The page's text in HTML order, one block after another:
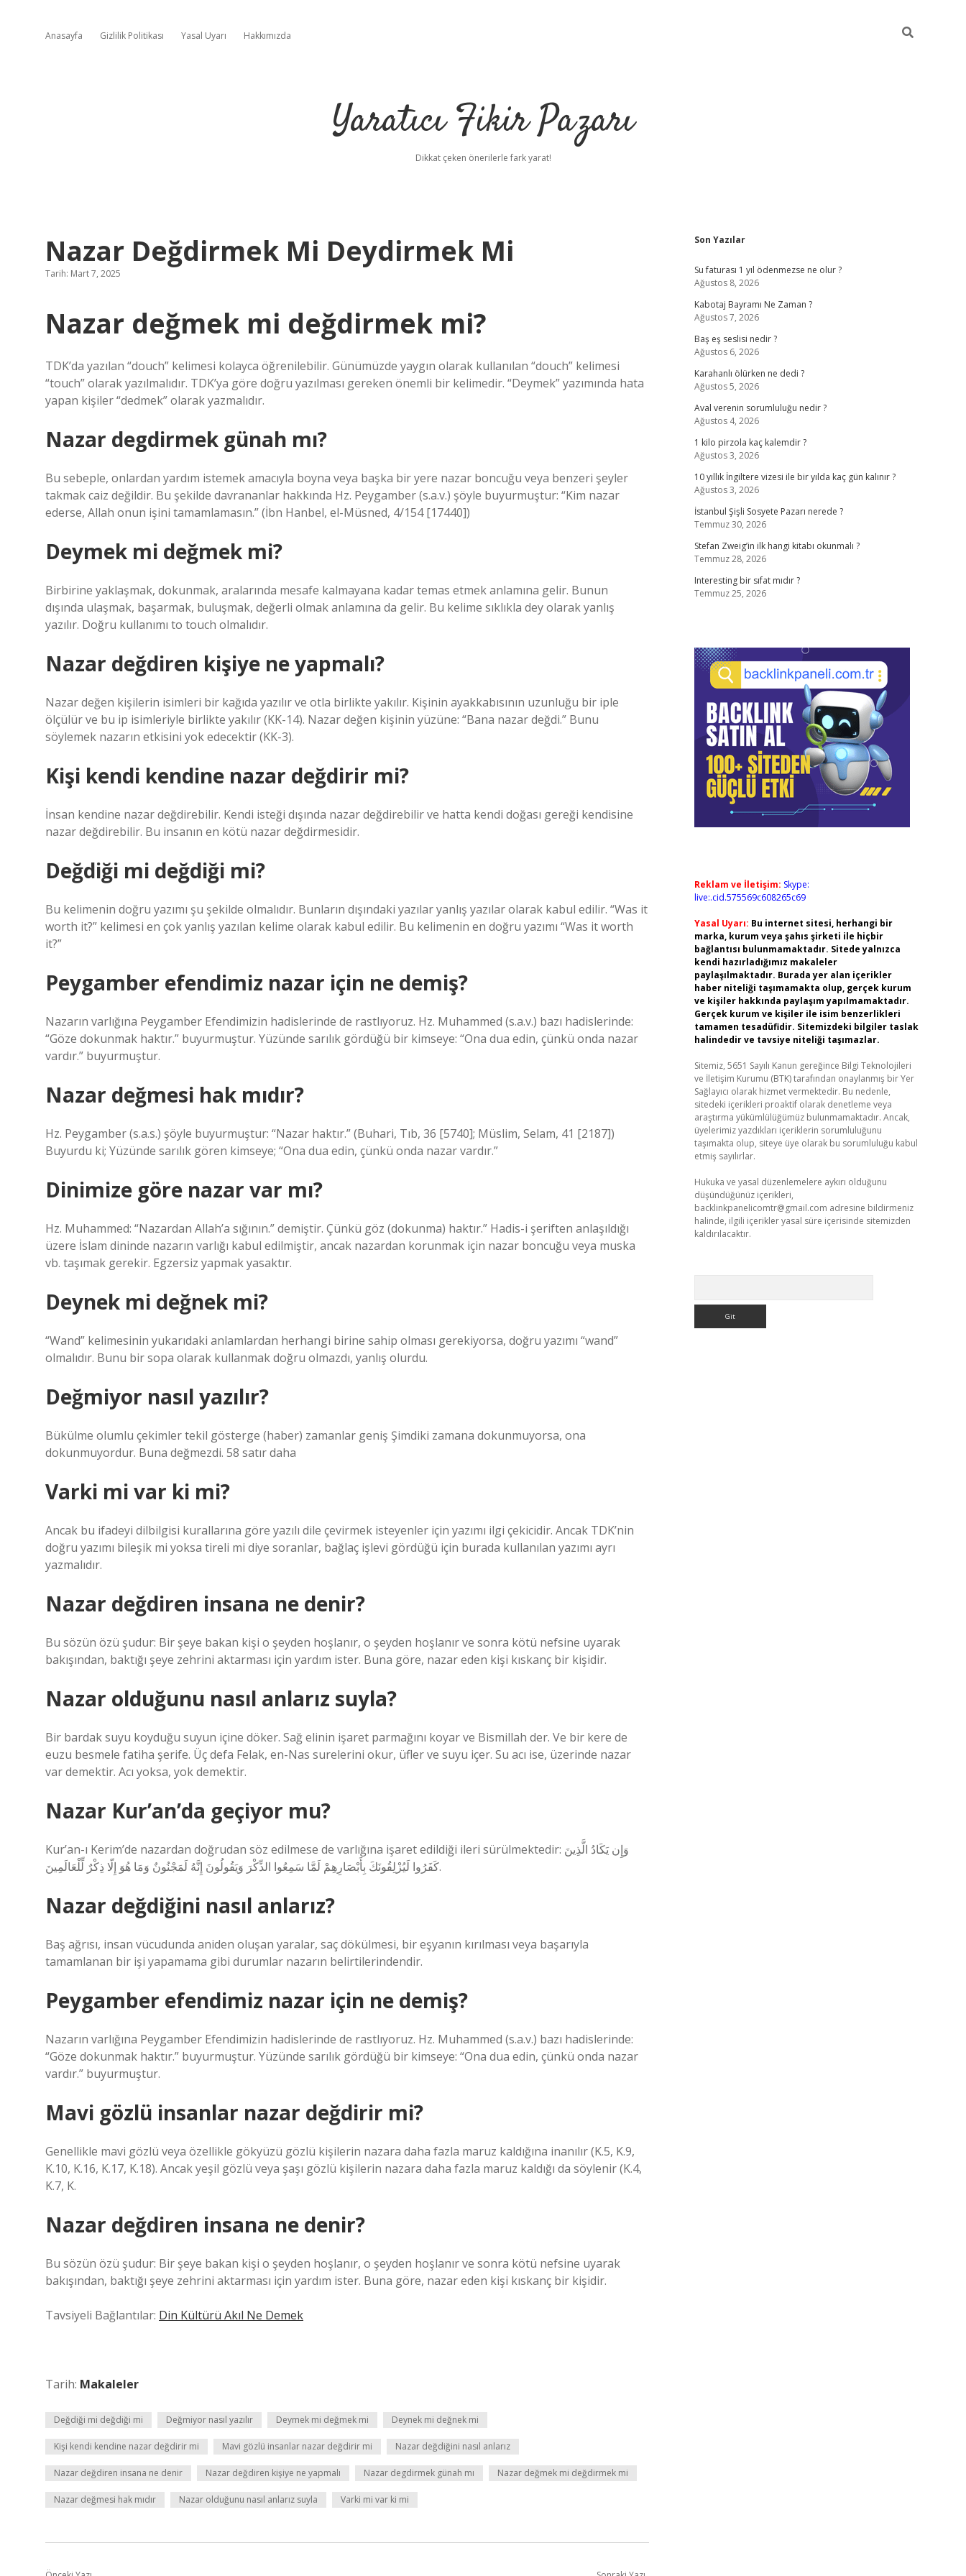
Anasayfa Gizlilik Politikası Yasal Uyarı Hakkımızda
Yaratıcı Fikir Pazarı
Dikkat çeken önerilerle fark yarat!
Nazar Değdirmek Mi Deydirmek Mi
Tarih: Mart 7, 2025
Nazar değmek mi değdirmek mi?
TDK’da yazılan “douch” kelimesi kolayca öğrenilebilir. Günümüzde yaygın olarak kullanılan “douch” kelimesi
“touch” olarak yazılmalıdır. TDK’ya göre doğru yazılması gereken önemli bir kelimedir. “Deymek” yazımında hata
yapan kişiler “dedmek” olarak yazmalıdır.
Nazar degdirmek günah mı?
Bu sebeple, onlardan yardım istemek amacıyla boyna veya başka bir yere nazar boncuğu veya benzeri şeyler
takmak caiz değildir. Bu şekilde davrananlar hakkında Hz. Peygamber (s.a.v.) şöyle buyurmuştur: “Kim nazar
ederse, Allah onun işini tamamlamasın.” (İbn Hanbel, el-Müsned, 4/154 [17440])
Deymek mi değmek mi?
Birbirine yaklaşmak, dokunmak, aralarında mesafe kalmayana kadar temas etmek anlamına gelir. Bunun
dışında ulaşmak, başarmak, buluşmak, değerli olmak anlamına da gelir. Bu kelime sıklıkla dey olarak yanlış
yazılır. Doğru kullanımı to touch olmalıdır.
Nazar değdiren kişiye ne yapmalı?
Nazar değen kişilerin isimleri bir kağıda yazılır ve otla birlikte yakılır. Kişinin ayakkabısının uzunluğu bir iple
ölçülür ve bu ip isimleriyle birlikte yakılır (KK-14). Nazar değen kişinin yüzüne: “Bana nazar değdi.” Bunu
söylemek nazarın etkisini yok edecektir (KK-3).
Kişi kendi kendine nazar değdirir mi?
İnsan kendine nazar değdirebilir. Kendi isteği dışında nazar değdirebilir ve hatta kendi doğası gereği kendisine
nazar değdirebilir. Bu insanın en kötü nazar değdirmesidir.
Değdiği mi değdiği mi?
Bu kelimenin doğru yazımı şu şekilde olmalıdır. Bunların dışındaki yazılar yanlış yazılar olarak kabul edilir. “Was it
worth it?” kelimesi en çok yanlış yazılan kelime olarak kabul edilir. Bu kelimenin en doğru yazımı “Was it worth
it?”
Peygamber efendimiz nazar için ne demiş?
Nazarın varlığına Peygamber Efendimizin hadislerinde de rastlıyoruz. Hz. Muhammed (s.a.v.) bazı hadislerinde:
“Göze dokunmak haktır.” buyurmuştur. Yüzünde sarılık gördüğü bir kimseye: “Ona dua edin, çünkü onda nazar
vardır.” buyurmuştur.
Nazar değmesi hak mıdır?
Hz. Peygamber (s.a.s.) şöyle buyurmuştur: “Nazar haktır.” (Buhari, Tıb, 36 [5740]; Müslim, Selam, 41 [2187])
Buyurdu ki; Yüzünde sarılık gören kimseye; “Ona dua edin, çünkü onda nazar vardır.”
Dinimize göre nazar var mı?
Hz. Muhammed: “Nazardan Allah’a sığının.” demiştir. Çünkü göz (dokunma) haktır.” Hadis-i şeriften anlaşıldığı
üzere İslam dininde nazarın varlığı kabul edilmiştir, ancak nazardan korunmak için nazar boncuğu veya muska
vb. taşımak gerekir. Egzersiz yapmak yasaktır.
Deynek mi değnek mi?
“Wand” kelimesinin yukarıdaki anlamlardan herhangi birine sahip olması gerekiyorsa, doğru yazımı “wand”
olmalıdır. Bunu bir sopa olarak kullanmak doğru olmazdı, yanlış olurdu.
Değmiyor nasıl yazılır?
Bükülme olumlu çekimler tekil gösterge (haber) zamanlar geniş Şimdiki zamana dokunmuyorsa, ona
dokunmuyordur. Buna değmezdi. 58 satır daha
Varki mi var ki mi?
Ancak bu ifadeyi dilbilgisi kurallarına göre yazılı dile çevirmek isteyenler için yazımı ilgi çekicidir. Ancak TDK’nin
doğru yazımı bileşik mi yoksa tireli mi diye soranlar, bağlaç işlevi gördüğü için burada kullanılan yazımı ayrı
yazmalıdır.
Nazar değdiren insana ne denir?
Bu sözün özü şudur: Bir şeye bakan kişi o şeyden hoşlanır, o şeyden hoşlanır ve sonra kötü nefsine uyarak
bakışından, baktığı şeye zehrini aktarması için yardım ister. Buna göre, nazar eden kişi kıskanç bir kişidir.
Nazar olduğunu nasıl anlarız suyla?
Bir bardak suyu koyduğu suyun içine döker. Sağ elinin işaret parmağını koyar ve Bismillah der. Ve bir kere de
euzu besmele fatiha şerife. Üç defa Felak, en-Nas surelerini okur, üfler ve suyu içer. Su acı ise, üzerinde nazar
var demektir. Acı yoksa, yok demektir.
Nazar Kur’an’da geçiyor mu?
Kur’an-ı Kerim’de nazardan doğrudan söz edilmese de varlığına işaret edildiği ileri sürülmektedir: وَإِن يَكَادُ الَّذِينَ
كَفَرُوا لَيُزْلِقُونَكَ بِأَبْصَارِهِمْ لَمَّا سَمِعُوا الذِّكْرَ وَيَقُولُونَ إِنَّهُ لَمَجْنُونٌ وَمَا هُوَ إِلّا ذِكْرٌ لِّلْعَالَمِينَ.
Nazar değdiğini nasıl anlarız?
Baş ağrısı, insan vücudunda aniden oluşan yaralar, saç dökülmesi, bir eşyanın kırılması veya başarıyla
tamamlanan bir işi yapamama gibi durumlar nazarın belirtilerindendir.
Peygamber efendimiz nazar için ne demiş?
Nazarın varlığına Peygamber Efendimizin hadislerinde de rastlıyoruz. Hz. Muhammed (s.a.v.) bazı hadislerinde:
“Göze dokunmak haktır.” buyurmuştur. Yüzünde sarılık gördüğü bir kimseye: “Ona dua edin, çünkü onda nazar
vardır.” buyurmuştur.
Mavi gözlü insanlar nazar değdirir mi?
Genellikle mavi gözlü veya özellikle gökyüzü gözlü kişilerin nazara daha fazla maruz kaldığına inanılır (K.5, K.9,
K.10, K.16, K.17, K.18). Ancak yeşil gözlü veya şaşı gözlü kişilerin nazara daha fazla maruz kaldığı da söylenir (K.4,
K.7, K.
Nazar değdiren insana ne denir?
Bu sözün özü şudur: Bir şeye bakan kişi o şeyden hoşlanır, o şeyden hoşlanır ve sonra kötü nefsine uyarak
bakışından, baktığı şeye zehrini aktarması için yardım ister. Buna göre, nazar eden kişi kıskanç bir kişidir.
Tavsiyeli Bağlantılar: Din Kültürü Akıl Ne Demek
Tarih: Makaleler
Değdiği mi değdiği mi Değmiyor nasıl yazılır Deymek mi değmek mi Deynek mi değnek mi
Kişi kendi kendine nazar değdirir mi Mavi gözlü insanlar nazar değdirir mi Nazar değdiğini nasıl anlarız
Nazar değdiren insana ne denir Nazar değdiren kişiye ne yapmalı Nazar degdirmek günah mı Nazar değmek mi değdirmek mi
Nazar değmesi hak mıdır Nazar olduğunu nasıl anlarız suyla Varki mi var ki mi
Sidebar
Son Yazılar
Su faturası 1 yıl ödenmezse ne olur ?
Ağustos 8, 2026
Kabotaj Bayramı Ne Zaman ?
Ağustos 7, 2026
Baş eş seslisi nedir ?
Ağustos 6, 2026
Karahanlı ölürken ne dedi ?
Ağustos 5, 2026
Aval verenin sorumluluğu nedir ?
Ağustos 4, 2026
1 kilo pirzola kaç kalemdir ?
Ağustos 3, 2026
10 yıllık İngiltere vizesi ile bir yılda kaç gün kalınır ?
Ağustos 3, 2026
İstanbul Şişli Sosyete Pazarı nerede ?
Temmuz 30, 2026
Stefan Zweig’in ilk hangi kitabı okunmalı ?
Temmuz 28, 2026
Interesting bir sıfat mıdır ?
Temmuz 25, 2026
Reklam ve İletişim: Skype:
live:.cid.575569c608265c69
Yasal Uyarı: Bu internet sitesi, herhangi bir
marka, kurum veya şahıs şirketi ile hiçbir
bağlantısı bulunmamaktadır. Sitede yalnızca
kendi hazırladığımız makaleler
paylaşılmaktadır. Burada yer alan içerikler
haber niteliği taşımamakta olup, gerçek kurum
ve kişiler hakkında paylaşım yapılmamaktadır.
Gerçek kurum ve kişiler ile isim benzerlikleri
tamamen tesadüfidir. Sitemizdeki bilgiler taslak
halindedir ve tavsiye niteliği taşımazlar.
Sitemiz, 5651 Sayılı Kanun gereğince Bilgi Teknolojileri
ve İletişim Kurumu (BTK) tarafından onaylanmış bir Yer
Sağlayıcı olarak hizmet vermektedir. Bu nedenle,
sitedeki içerikleri proaktif olarak denetleme veya
araştırma yükümlülüğümüz bulunmamaktadır. Ancak,
üyelerimiz yazdıkları içeriklerin sorumluluğunu
taşımakta olup, siteye üye olarak bu sorumluluğu kabul
etmiş sayılırlar.
Hukuka ve yasal düzenlemelere aykırı olduğunu
düşündüğünüz içerikleri,
backlinkpanelicomtr@gmail.com adresine bildirmeniz
halinde, ilgili içerikler yasal süre içerisinde sitemizden
kaldırılacaktır.